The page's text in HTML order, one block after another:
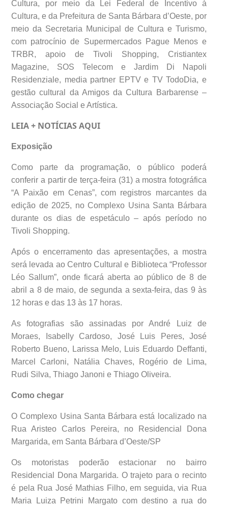
Cultura, por meio da Lei Federal de Incentivo à
Cultura, e da Prefeitura de Santa Bárbara d’Oeste, por
meio da Secretaria Municipal de Cultura e Turismo,
com patrocínio de Supermercados Pague Menos e
TRBR, apoio de Tivoli Shopping, Cristiantex
Magazine, SOS Telecom e Jardim Di Napoli
Residenziale, media partner EPTV e TV TodoDia, e
gestão cultural da Amigos da Cultura Barbarense –
Associação Social e Artística.
LEIA + NOTÍCIAS AQUI
Exposição
Como parte da programação, o público poderá
conferir a partir de terça-feira (31) a mostra fotográfica
“A Paixão em Cenas”, com registros marcantes da
edição de 2025, no Complexo Usina Santa Bárbara
durante os dias de espetáculo – após período no
Tivoli Shopping.
Após o encerramento das apresentações, a mostra
será levada ao Centro Cultural e Biblioteca “Professor
Léo Sallum”, onde ficará aberta ao público de 8 de
abril a 8 de maio, de segunda a sexta-feira, das 9 às
12 horas e das 13 às 17 horas.
As fotografias são assinadas por André Luiz de
Moraes, Isabelly Cardoso, José Luis Peres, José
Roberto Bueno, Larissa Melo, Luis Eduardo Deffanti,
Marcel Carloni, Natália Chaves, Rogério de Lima,
Rudi Silva, Thiago Janoni e Thiago Oliveira.
Como chegar
O Complexo Usina Santa Bárbara está localizado na
Rua Aristeo Carlos Pereira, no Residencial Dona
Margarida, em Santa Bárbara d’Oeste/SP
Os motoristas poderão estacionar no bairro
Residencial Dona Margarida. O trajeto para o recinto
é pela Rua José Mathias Filho, em seguida, via Rua
Maria Luiza Petrini Margato com destino a rua do